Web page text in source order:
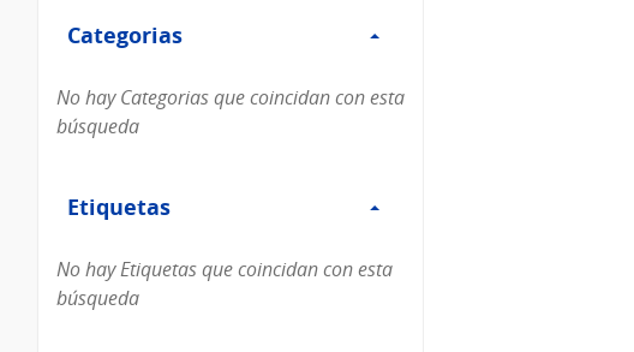
Categorias
Categorias
No hay Categorias que coincidan con esta
búsqueda
Etiquetas
Etiquetas
No hay Etiquetas que coincidan con esta
búsqueda